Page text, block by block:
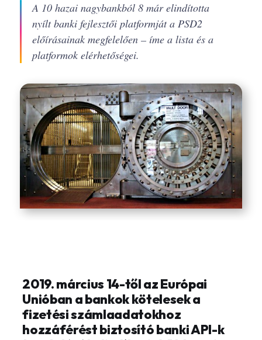
A 10 hazai nagybankból 8 már elindította
nyílt banki fejlesztői platformját a PSD2
előírásainak megfelelően – íme a lista és a
platformok elérhetőségei.
2019. március 14-től az Európai
Unióban a bankok kötelesek a
fizetési számlaadatokhoz
hozzáférést biztosító banki API-k